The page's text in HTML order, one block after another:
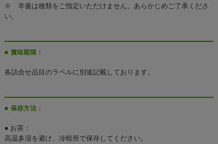
※ 羊羹は種類をご指定いただけません。あらかじめご了承くださ
い。
■ 賞味期限：
各詰合せ品目のラベルに別途記載しております。
■ 保存方法：
● お茶：
高温多湿を避け、冷暗所で保存してください。